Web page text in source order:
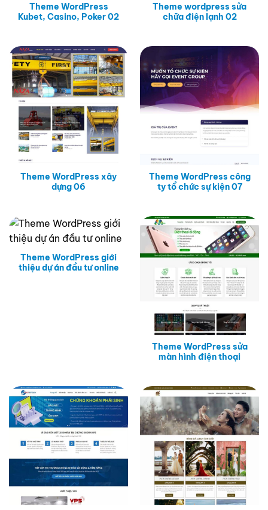
Theme WordPress
Kubet, Casino, Poker 02
Theme wordpress sửa
chữa điện lạnh 02
Theme WordPress xây
dựng 06
Theme WordPress công
ty tổ chức sự kiện 07
Theme WordPress giới
thiệu dự án đầu tư online
Theme WordPress sửa
màn hình điện thoại